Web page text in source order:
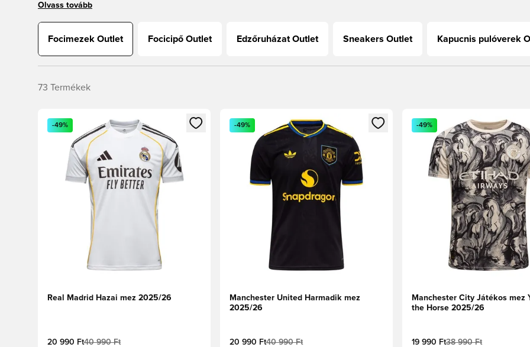
meccsnapra, akár hétköznapi viseletre, szerezz be hivatalos mezeket olcsóbban, és képviseld a
Olvass tovább
Focimezek Outlet Focicipő Outlet Edzőruházat Outlet Sneakers Outlet Kapucnis pulóverek
73 Termékek
Megnyit egy modált a bejelentkezéshez vagy a tagként való regisztrációhoz
-49%
Real Madrid Hazai mez 2025/26
20 990 Ft40 990 Ft
Megnyit egy modált a bejelentkezéshez vagy a tagként való
-49%
Manchester United Harmadik mez
2025/26
20 990 Ft40 990 Ft
Megnyit egy modált a
-49%
Manchester City Játékos mez
the Horse 2025/26
19 990 Ft38 990 Ft